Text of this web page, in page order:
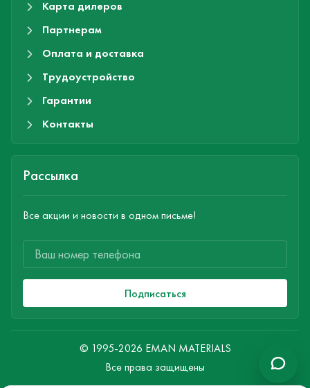
Карта дилеров
Партнерам
Оплата и доставка
Трудоустройство
Гарантии
Контакты
Рассылка
Все акции и новости в одном письме!
Подписаться
© 1995-2026 EMAN MATERIALS
Все права защищены